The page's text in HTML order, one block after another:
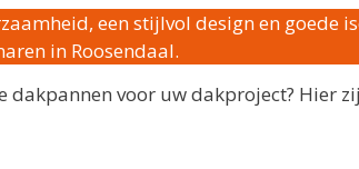
een stijlvol design en goede
in Roosendaal.
dakpannen voor uw dakproject? Hier